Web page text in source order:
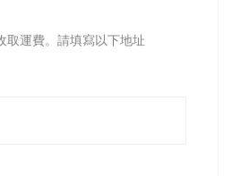
運費。請填寫以下地址